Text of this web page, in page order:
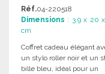
Réf.04-220518
Dimensions : 3.9 x 20 x
cm
Coffret cadeau élégant
un stylo roller noir et un
bille bleu, idéal pour un